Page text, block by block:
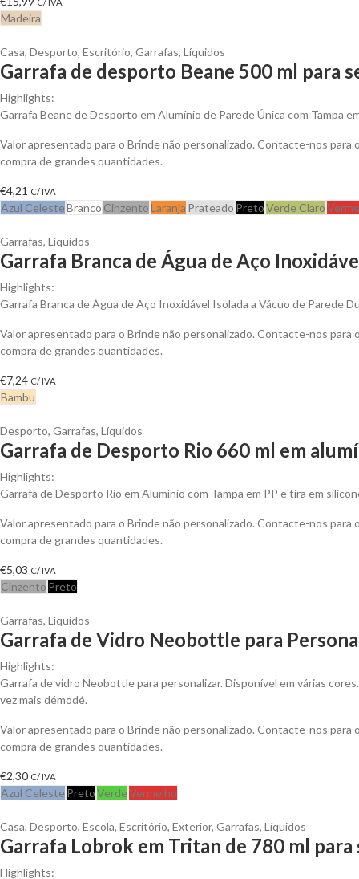
Madeira
Casa, Desporto, Escritório, Garrafas, Líquidos
Garrafa de desporto Beane 500 ml para
Highlights:
Garrafa Beane de Desporto em Alumínio de Parede Única com Tampa
Valor apresentado para o Brinde não personalizado. Contacte-nos para
compra de grandes quantidades.
€4,21 C/ IVA
Azul CelesteBranco CinzentoLaranja Prateado PretoVerde Claro
Garrafas, Líquidos
Garrafa Branca de Água de Aço
Highlights:
Garrafa Branca de Água de Aço Inoxidável Isolada a Vácuo de Parede
Valor apresentado para o Brinde não personalizado. Contacte-nos para
compra de grandes quantidades.
€7,24 C/ IVA
Bambu
Desporto, Garrafas, Líquidos
Garrafa de Desporto Rio 660 ml em
Highlights:
Garrafa de Desporto Rio em Alumínio com Tampa em PP e tira em
Valor apresentado para o Brinde não personalizado. Contacte-nos para
compra de grandes quantidades.
€5,03 C/ IVA
Cinzento Preto
Garrafas, Líquidos
Garrafa de Vidro Neobottle para
Highlights:
Garrafa de vidro Neobottle para personalizar. Disponível em várias
vez mais démodé.
Valor apresentado para o Brinde não personalizado. Contacte-nos para
compra de grandes quantidades.
€2,30 C/ IVA
Azul Celeste PretoVerdeVermelho
Casa, Desporto, Escola, Escritório, Exterior, Garrafas, Líquidos
Garrafa Lobrok em Tritan de 780 ml para
Highlights: